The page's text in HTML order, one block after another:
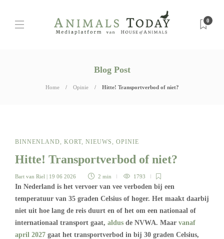
0
Blog Post
Home Opinie Hitte! Transportverbod of niet?
BINNENLAND, KORT, NIEUWS, OPINIE
Hitte! Transportverbod of niet?
Bart van Riel | 19 06 2026 2 min 1793
In Nederland is het vervoer van vee verboden bij een
temperatuur van 35 graden Celsius of hoger. Het maakt daarbij
niet uit hoe lang de reis duurt en of het om een nationaal of
internationaal transport gaat, aldus de NVWA. Maar vanaf
april 2027 gaat het transportverbod in bij 30 graden Celsius,